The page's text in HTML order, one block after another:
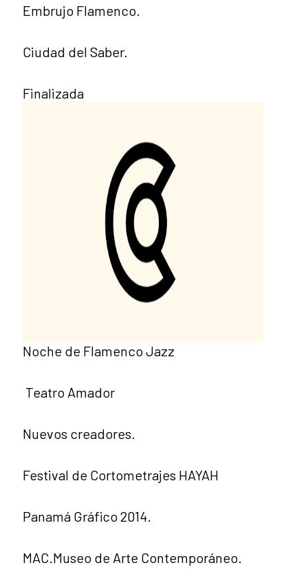
Embrujo Flamenco.
Ciudad del Saber.
Finalizada
Noche de Flamenco Jazz
Teatro Amador
Nuevos creadores.
Festival de Cortometrajes HAYAH
Panamá Gráfico 2014.
MAC.Museo de Arte Contemporáneo.